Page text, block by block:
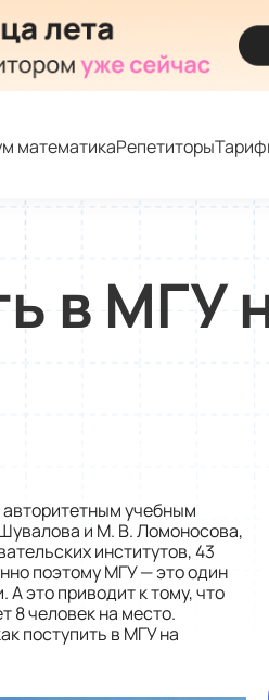
математикаРепетиторы
в МГУ
учебным
и М. В. Ломоносова,
институтов, 43
поэтому МГУ — это один
это приводит к тому, что
8 человек на место.
поступить в МГУ на